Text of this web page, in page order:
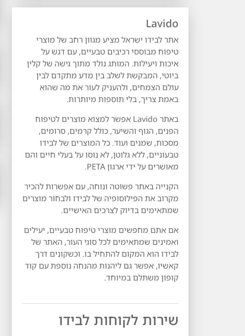
Lavido
אתר לבידו ישראל מציע מגוון רחב של מוצרי
טיפוח מבוססי רכיבים טבעיים, עם דגש על
איכות ויעילות. המותג נולד מתוך גישה של קלין
ביוטי, המבקשת לשלב בין מדע מתקדם לבין
עולם הצמחים, ולהעניק לעור את מה שהוא
באמת צריך, בלי תוספות מיותרות.
באתר Lavido אפשר למצוא מוצרים לטיפוח
הפנים, הגוף והשיער, כולל קרמים, סרומים,
מסכות, שמנים ועוד. כל המוצרים של לבידו
טבעוניים, ללא גלוטן, לא נוסו על בעלי חיים והם
מאושרים על ידי ארגון PETA.
הקנייה באתר פשוטה ונוחה, עם אפשרות להכיר
מקרוב את הפילוסופיה של לבידו ולבחור מוצרים
שמתאימים בדיוק לצרכים האישיים.
אם אתם מחפשים מוצרי טיפוח טבעיים, יעילים
ואמינים שמתאימים לכל סוגי העור, האתר של
לבידו הוא המקום להתחיל בו. וכשקונים דרך
קאשיו, אפשר גם ליהנות מהנחה נוספת עם קוד
קופון משתלם במיוחד.
שירות לקוחות לבידו